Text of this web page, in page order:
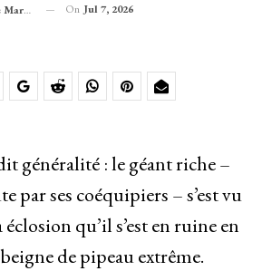
On Jul 7, 2026
généralité : le géant riche –
par ses coéquipiers – s’est vu
qu’il s’est en ruine en
de pipeau extrême.